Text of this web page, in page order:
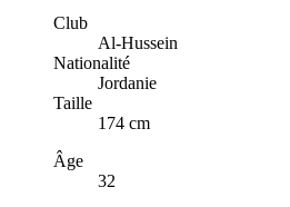
Club
Al-Hussein
Nationalité
Jordanie
Taille
174 cm
Âge
32